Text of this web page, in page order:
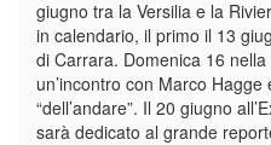
giugno tra la Versilia e la
in calendario, il primo il 13
di Carrara. Domenica 16
un’incontro con Marco
“dell’andare”. Il 20 giugno
sarà dedicato al grande